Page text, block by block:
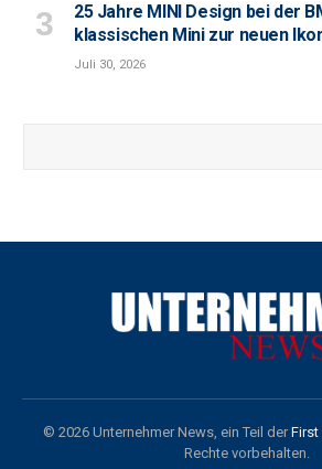
25 Jahre MINI Design bei der
klassischen Mini zur neuen
Juli 30, 2026
© 2026 Unternehmer News, ein Teil derFirst
Rechte vorbehalten.